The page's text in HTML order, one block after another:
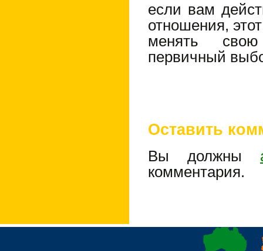
если вам
отношения,
менять
первичный
Оставить
Вы должны
комментария.